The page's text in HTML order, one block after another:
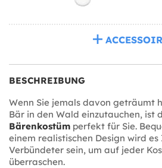
BESCHREIBUNG
Wenn Sie jemals davon geträumt
Bär in den Wald einzutauchen, ist
Bärenkostüm perfekt für Sie.
einem realistischen Design wird
Verbündeter sein, um auf jeder
überraschen.